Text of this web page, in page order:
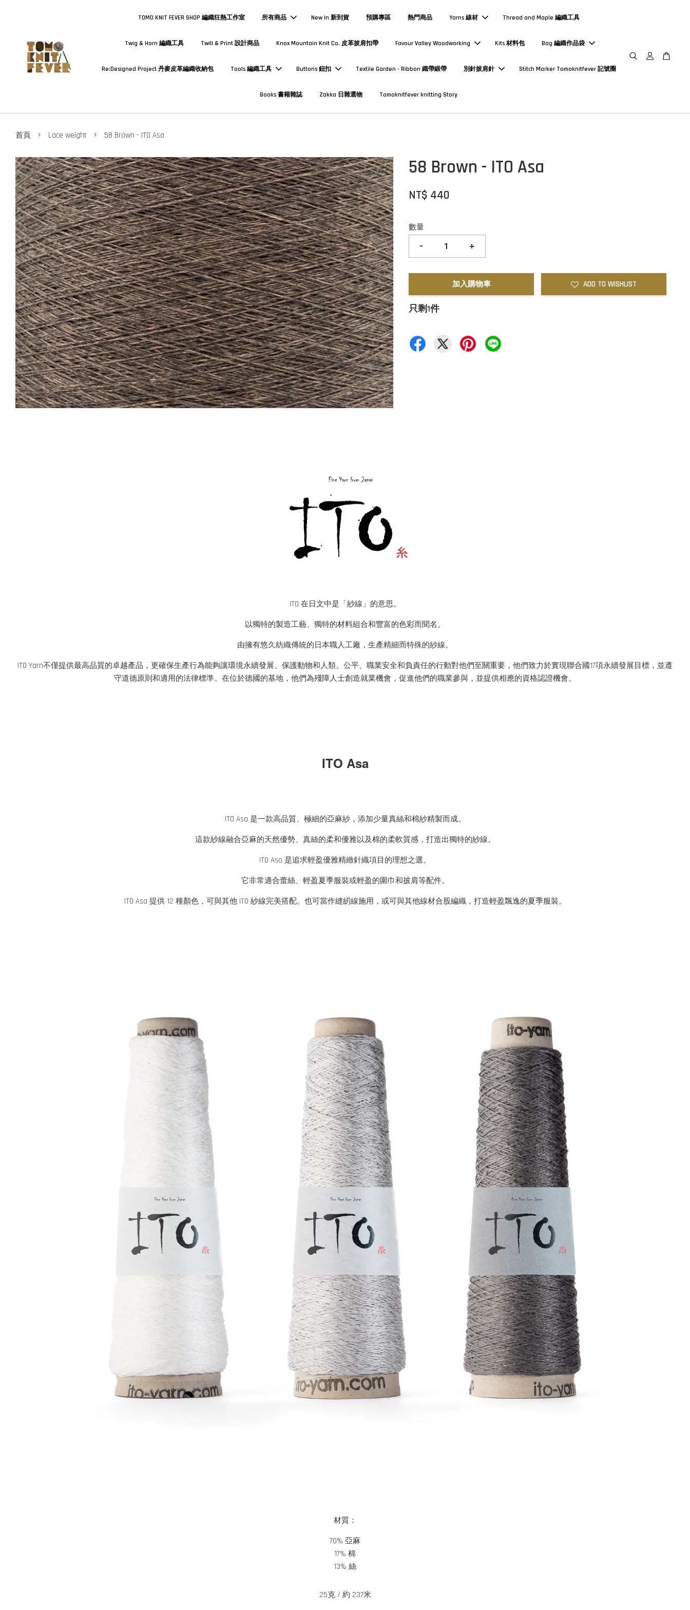
TOMO KNIT FEVER SHOP 編織狂熱工作室 所有商品 New In 新到貨 預購專區 熱門商品 Yarns 線材 Thread and Maple 編織工具
Twig & Horn 編織工具 Twill & Print 設計商品 Knox Mountain Knit Co. 皮革披肩扣帶 Favour Valley Woodworking Kits 材料包 Bag 編織作品袋
Re:Designed Project 丹麥皮革編織收納包 Tools 編織工具 Buttons 鈕扣 Textile Garden - Ribbon 織帶緞帶 別針披肩針 Stitch Marker Tomoknitfever 記號圈
Books 書籍雜誌 Zakka 日雜選物 Tomoknitfever knitting Story
首頁 › Lace weight › 58 Brown - ITO Asa
58 Brown - ITO Asa
NT$ 440
數量
- +
加入購物車 ADD TO WISHLIST
只剩1件
ITO 在日文中是「紗線」的意思。
以獨特的製造工藝、獨特的材料組合和豐富的色彩而聞名。
由擁有悠久紡織傳統的日本職人工廠，生產精細而特殊的紗線。
ITO Yarn不僅提供最高品質的卓越產品，更確保生產行為能夠讓環境永續發展、保護動物和人類。公平、職業安全和負責任的行動對他們至關重要，他們致力於實現聯合國17項永續發展目標，並遵
守道德原則和適用的法律標準。在位於德國的基地，他們為殘障人士創造就業機會，促進他們的職業參與，並提供相應的資格認證機會。
ITO Asa
ITO Asa 是一款高品質、極細的亞麻紗，添加少量真絲和棉紗精製而成。
這款紗線融合亞麻的天然優勢、真絲的柔和優雅以及棉的柔軟質感，打造出獨特的紗線。
ITO Asa 是追求輕盈優雅精緻針織項目的理想之選。
它非常適合蕾絲、輕盈夏季服裝或輕盈的圍巾和披肩等配件。
ITO Asa 提供 12 種顏色，可與其他 ITO 紗線完美搭配。也可當作縫紉線施用，或可與其他線材合股編織，打造輕盈飄逸的夏季服裝。
材質：
70% 亞麻
17% 棉
13% 絲
25克 / 約 237米